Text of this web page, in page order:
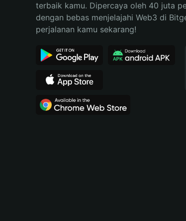
Español (Argentina)
terbaik kamu. Dipercaya oleh 40 juta
dengan bebas menjelajahi Web3 di
perjalanan kamu sekarang!